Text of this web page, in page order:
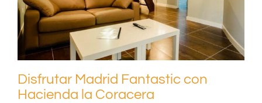
Disfrutar Madrid Fantastic con
Hacienda la Coracera